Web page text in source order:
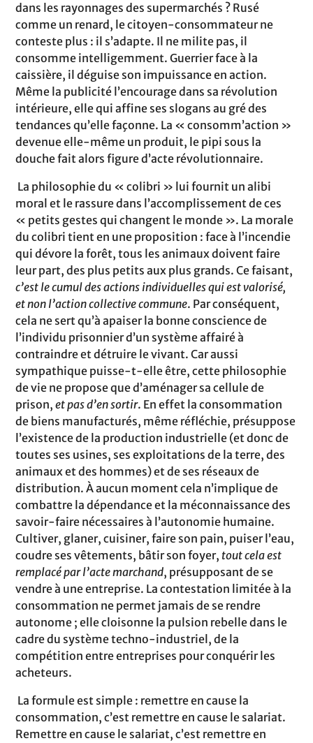
dans les rayonnages des supermarchés ? Rusé
comme un renard, le citoyen-consommateur ne
conteste plus : il s’adapte. Il ne milite pas, il
consomme intelligemment. Guerrier face à la
caissière, il déguise son impuissance en action.
Même la publicité l’encourage dans sa révolution
intérieure, elle qui affine ses slogans au gré des
tendances qu’elle façonne. La « consomm’action »
devenue elle-même un produit, le pipi sous la
douche fait alors figure d’acte révolutionnaire.
La philosophie du « colibri » lui fournit un alibi
moral et le rassure dans l’accomplissement de ces
« petits gestes qui changent le monde ». La morale
du colibri tient en une proposition : face à l’incendie
qui dévore la forêt, tous les animaux doivent faire
leur part, des plus petits aux plus grands. Ce faisant,
c’est le cumul des actions individuelles qui est valorisé,
et non l’action collective commune. Par conséquent,
cela ne sert qu’à apaiser la bonne conscience de
l’individu prisonnier d’un système affairé à
contraindre et détruire le vivant. Car aussi
sympathique puisse-t-elle être, cette philosophie
de vie ne propose que d’aménager sa cellule de
prison,etpas d’en sortir. En effet la consommation
de biens manufacturés, même réfléchie, présuppose
l’existence de la production industrielle (et donc de
toutes ses usines, ses exploitations de la terre, des
animaux et des hommes) et de ses réseaux de
distribution. À aucun moment cela n’implique de
combattre la dépendance et la méconnaissance des
savoir-faire nécessaires à l’autonomie humaine.
Cultiver, glaner, cuisiner, faire son pain, puiser l’eau,
coudre ses vêtements, bâtir son foyer, tout cela est
remplacé par l’acte marchand, présupposant de se
vendre à une entreprise. La contestation limitée à la
consommation ne permet jamais de se rendre
autonome ; elle cloisonne la pulsion rebelle dans le
cadre du système techno-industriel, de la
compétition entre entreprises pour conquérir les
acheteurs.
La formule est simple : remettre en cause la
consommation, c’est remettre en cause le salariat.
Remettre en cause le salariat, c’est remettre en